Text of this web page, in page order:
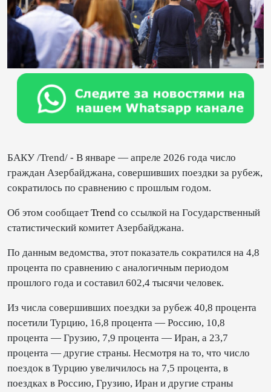
БАКУ /Trend/ - В январе — апреле 2026 года число
граждан Азербайджана, совершивших поездки за рубеж,
сократилось по сравнению с прошлым годом.
Об этом сообщаетTrend со ссылкой на Государственный
статистический комитет Азербайджана.
По данным ведомства, этот показатель сократился на 4,8
процента по сравнению с аналогичным периодом
прошлого года и составил 602,4 тысячи человек.
Из числа совершивших поездки за рубеж 40,8 процента
посетили Турцию, 16,8 процента — Россию, 10,8
процента — Грузию, 7,9 процента — Иран, а 23,7
процента — другие страны. Несмотря на то, что число
поездок в Турцию увеличилось на 7,5 процента, в
поездках в Россию, Грузию, Иран и другие страны